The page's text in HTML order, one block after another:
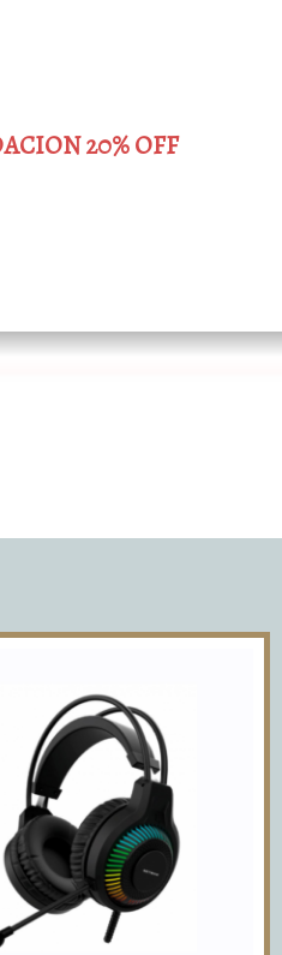
20% OFF
VINCHA
GAMER
NM-
N18
cantidad